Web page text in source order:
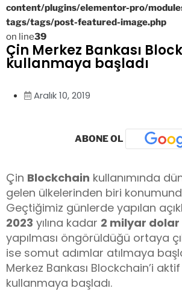
content/plugins/elementor-pro/
tags/tags/post-featured-image.php
on line39
Çin Merkez Bankası
kullanmaya başladı
Aralık 10, 2019
ABONE OL
Çin Blockchain kullanımında
gelen ülkelerinden biri
Geçtiğimiz günlerde yapılan
2023 yılına kadar 2 milyar dolar
yapılması öngörüldüğü ortaya
ise somut adımlar atılmaya
Merkez Bankası Blockchain’i
kullanmaya başladı.